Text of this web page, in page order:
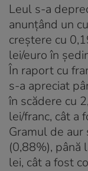
Leul s-a
anunţând un
creştere cu
lei/euro în
În raport cu
s-a apreciat
în scădere cu
lei/franc, cât a
Gramul de
(0,88%),
lei, cât a fost